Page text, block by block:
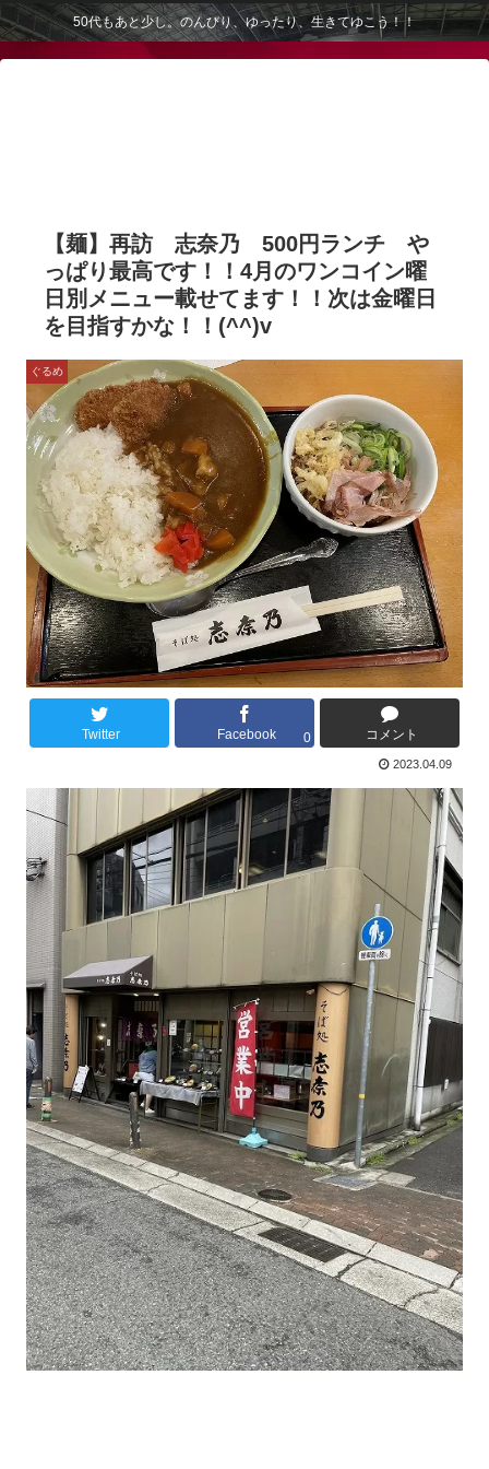
50代もあと少し。のんびり、ゆったり、生きてゆこう！！
【麺】再訪 志奈乃 500円ランチ や
っぱり最高です！！4月のワンコイン曜
日別メニュー載せてます！！次は金曜日
を目指すかな！！(^^)v
ぐるめ
Twitter Facebook 0 コメント
2023.04.09